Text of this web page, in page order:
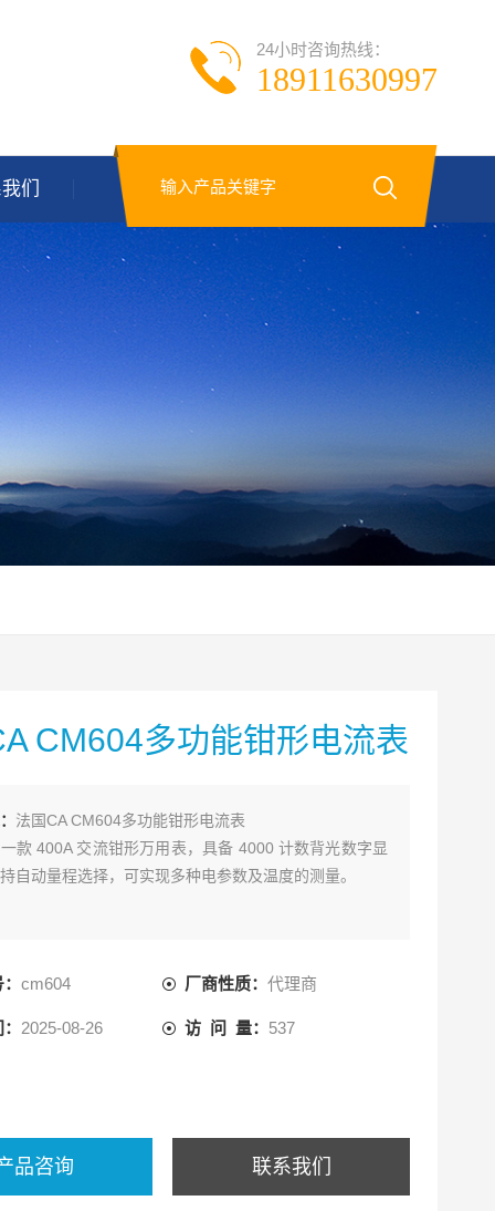
24小时咨询热线：
18911630997
们
CM604多功能钳形电流表
法国CA CM604多功能钳形电流表
款 400A 交流钳形万用表，具备 4000 计数背光数字显
自动量程选择，可实现多种电参数及温度的测量。
cm604 厂商性质：代理商
2025-08-26 访 问 量： 537
品咨询 联系我们